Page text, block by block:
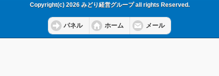
Copyright(c) 2026 みどり経営グループ all rights Reserved.
パネル ホーム メール